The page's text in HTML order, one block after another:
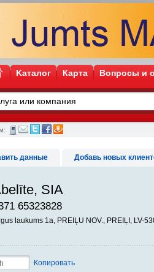
Kаталог Карта Вопросы и
данные Добавь новых
SIA
65323828
laukums 1a, PREIĻU NOV., PREIĻI, LV-
Копировать